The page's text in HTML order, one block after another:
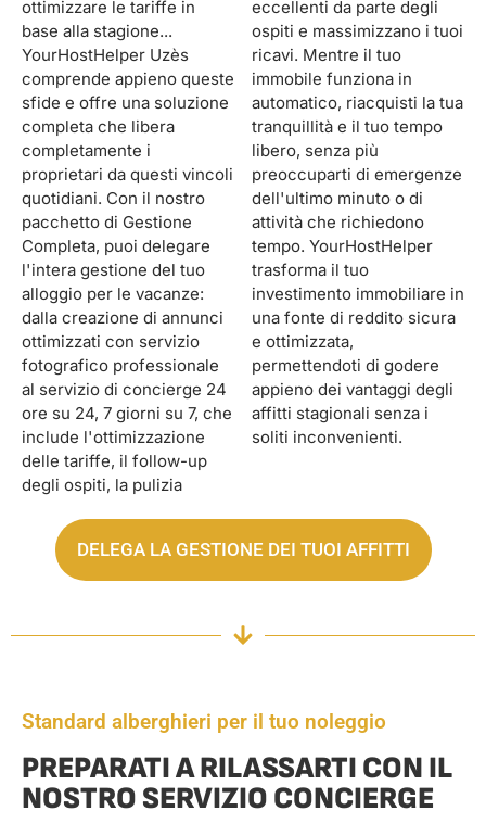
ottimizzare le tariffe in
base alla stagione...
YourHostHelper Uzès
comprende appieno queste
sfide e offre una soluzione
completa che libera
completamente i
proprietari da questi vincoli
quotidiani. Con il nostro
pacchetto di Gestione
Completa, puoi delegare
l'intera gestione del tuo
alloggio per le vacanze:
dalla creazione di annunci
ottimizzati con servizio
fotografico professionale
al servizio di concierge 24
ore su 24, 7 giorni su 7, che
include l'ottimizzazione
delle tariffe, il follow-up
degli ospiti, la pulizia
eccellenti da parte degli
ospiti e massimizzano i tuoi
ricavi. Mentre il tuo
immobile funziona in
automatico, riacquisti la tua
tranquillità e il tuo tempo
libero, senza più
preoccuparti di emergenze
dell'ultimo minuto o di
attività che richiedono
tempo. YourHostHelper
trasforma il tuo
investimento immobiliare in
una fonte di reddito sicura
e ottimizzata,
permettendoti di godere
appieno dei vantaggi degli
affitti stagionali senza i
soliti inconvenienti.
DELEGA LA GESTIONE DEI TUOI AFFITTI
Standard alberghieri per il tuo noleggio
PREPARATI A RILASSARTI CON IL
NOSTRO SERVIZIO CONCIERGE